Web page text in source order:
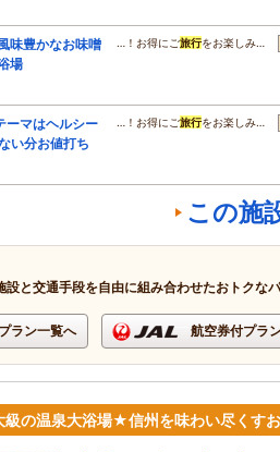
味豊かなお味噌
場
…！お得にご旅行をお楽しみ…
ーマはヘルシー
い分お値打ち
…！お得にご旅行をお楽しみ…
この施
設と交通手段を自由に組み合わせたおトクな
ラン一覧へ 航空券付プラ
の温泉大浴場★信州を味わい尽くす